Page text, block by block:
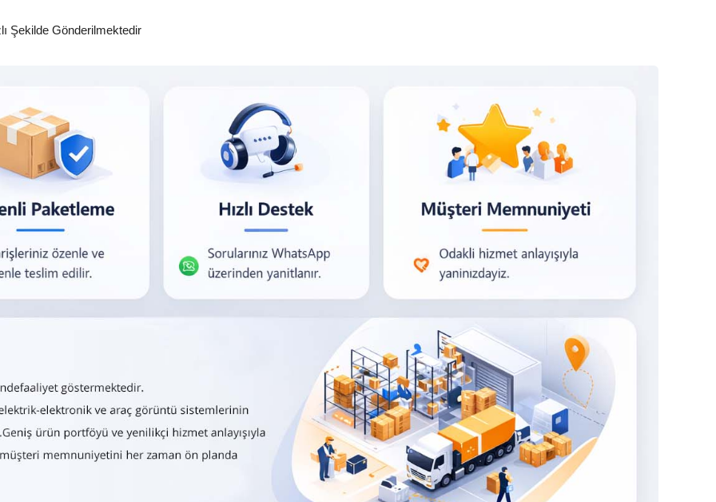
Şekilde Gönderilmektedir